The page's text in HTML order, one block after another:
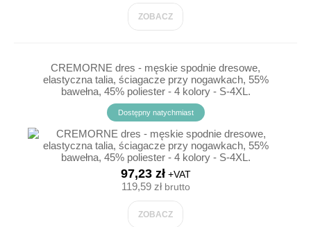
ZOBACZ
CREMORNE dres - męskie spodnie dresowe,
elastyczna talia, ściagacze przy nogawkach, 55%
bawełna, 45% poliester - 4 kolory - S-4XL.
Dostępny natychmiast
97,23 zł+VAT
119,59 złbrutto
ZOBACZ